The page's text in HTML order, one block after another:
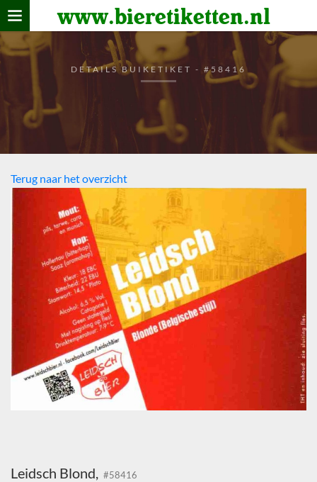
www.bieretiketten.nl
Home
verzamelen
De bierkaart
Bezoekers
DETAILS BUIKETIKET - #58416
Terug naar het overzicht
Leidsch Blond, #58416